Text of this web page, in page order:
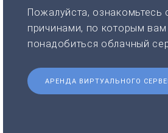
Пожалуйста, ознакомьтесь
причинами, по которым
понадобиться облачный
АРЕНДА ВИРТУАЛЬНОГО